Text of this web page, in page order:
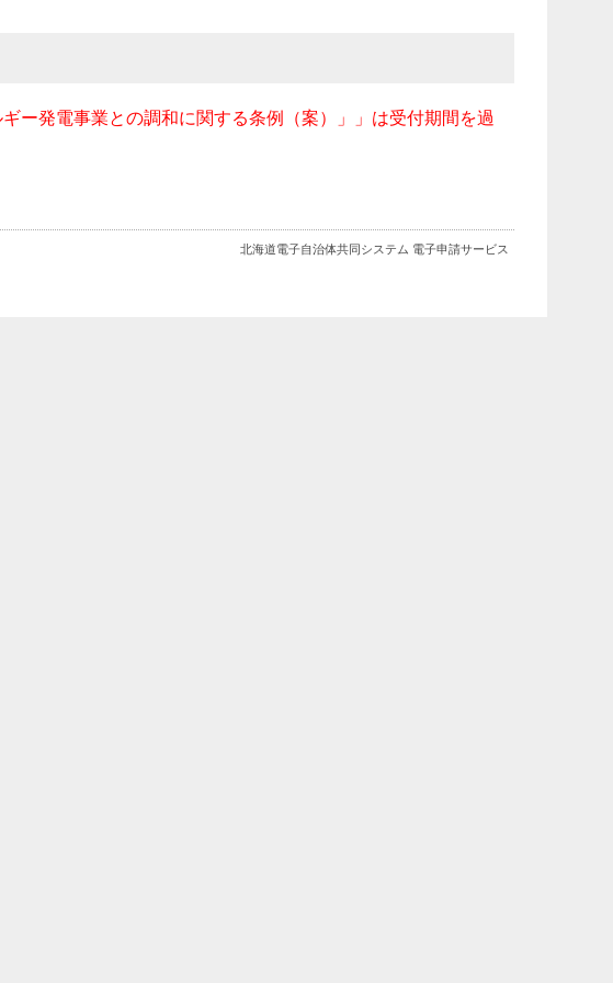
ー発電事業との調和に関する条例（案）」」は受付期間を過
北海道電子自治体共同システム 電子申請サービス